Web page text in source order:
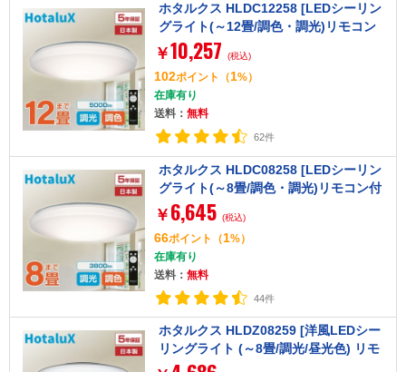
ホタルクス HLDC12258 [LEDシーリン
グライト(～12畳/調色・調光)リモコン
付き]
￥10,257 (税込)
102ポイント （1%）
在庫有り
送料： 無料
62件
ホタルクス HLDC08258 [LEDシーリン
グライト(～8畳/調色・調光)リモコン付
き]
￥ 6,645 (税込)
66ポイント （1%）
在庫有り
送料： 無料
44件
ホタルクス HLDZ08259 [洋風LEDシー
リングライト (～8畳/調光/昼光色) リモ
コン付き]